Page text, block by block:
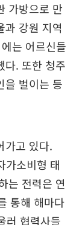
가방으로 만
과 강원 지역
는 어르신들
다. 또한 청주
을 벌이는 등
가고 있다.
가소비형 태
는 전력은 연
통해 해마다
러 협력사들